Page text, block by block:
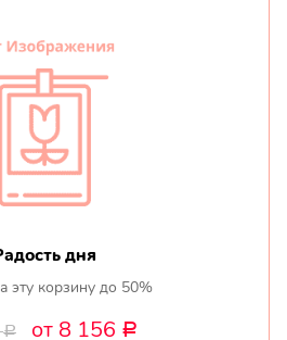
дня
эту корзину до 50%
Р от 8 156 Р